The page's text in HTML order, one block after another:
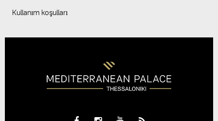
Kullanım koşulları